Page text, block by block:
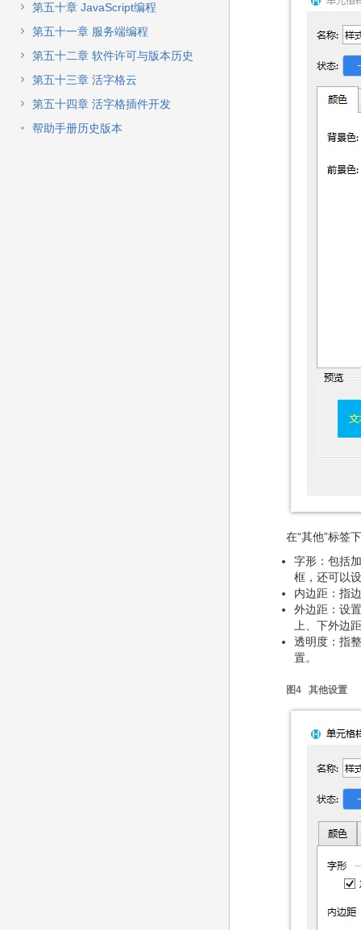
第五十章 JavaScript编程
第五十一章 服务端编程
第五十二章 软件许可与版本历史
第五十三章 活字格云
第五十四章 活字格插件开发
帮助手册历史版本
在“其他”标签
字形：包括
框，还可以
内边距：指
外边距：设
上、下外边
透明度：指
置。
图4 其他设置